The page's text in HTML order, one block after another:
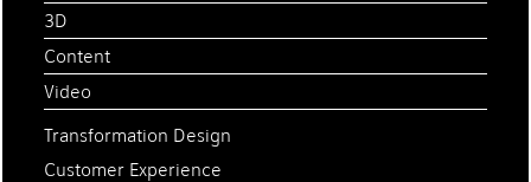
3D
Content
Video
Transformation Design
Customer Experience